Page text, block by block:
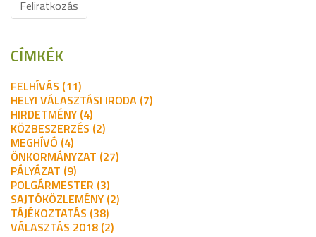
Feliratkozás
CÍMKÉK
FELHÍVÁS (11)
HELYI VÁLASZTÁSI IRODA (7)
HIRDETMÉNY (4)
KÖZBESZERZÉS (2)
MEGHÍVÓ (4)
ÖNKORMÁNYZAT (27)
PÁLYÁZAT (9)
POLGÁRMESTER (3)
SAJTÓKÖZLEMÉNY (2)
TÁJÉKOZTATÁS (38)
VÁLASZTÁS 2018 (2)